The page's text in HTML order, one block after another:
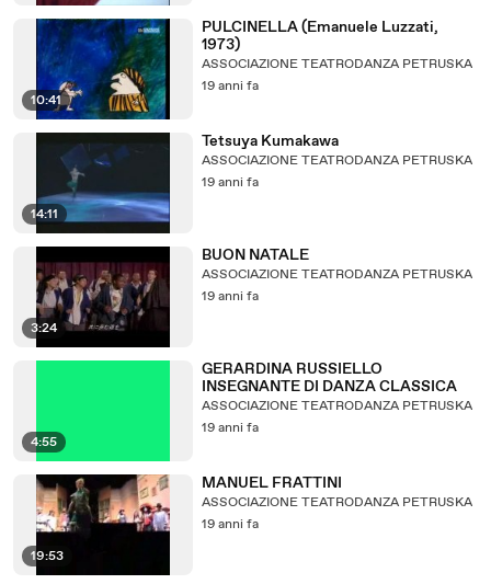
10:41
PULCINELLA (Emanuele Luzzati,
1973)
ASSOCIAZIONE TEATRODANZA PETRUSKA
19 anni fa
14:11
Tetsuya Kumakawa
ASSOCIAZIONE TEATRODANZA PETRUSKA
19 anni fa
3:24
BUON NATALE
ASSOCIAZIONE TEATRODANZA PETRUSKA
19 anni fa
4:55
GERARDINA RUSSIELLO
INSEGNANTE DI DANZA CLASSICA
ASSOCIAZIONE TEATRODANZA PETRUSKA
19 anni fa
19:53
MANUEL FRATTINI
ASSOCIAZIONE TEATRODANZA PETRUSKA
19 anni fa